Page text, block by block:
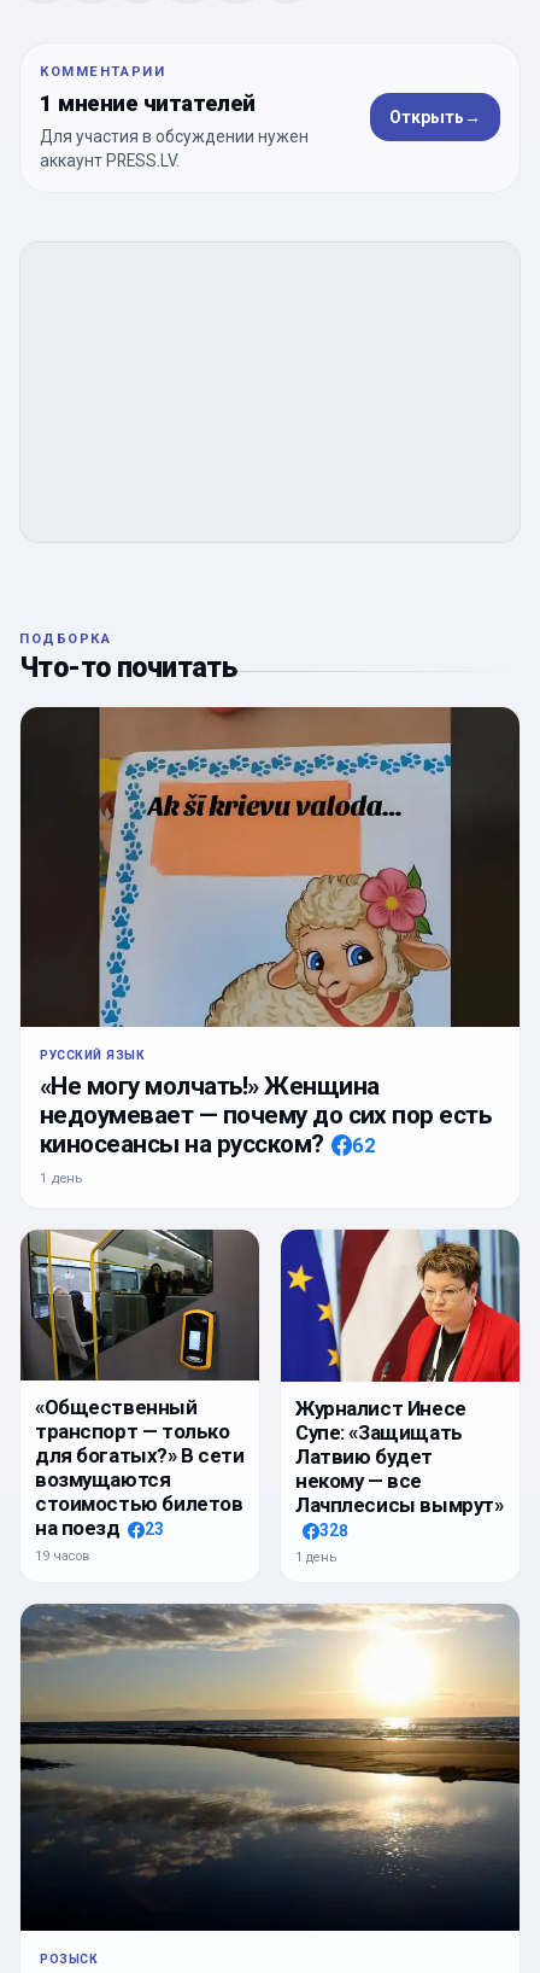
КОММЕНТАРИИ
1 мнение читателей
Для участия в обсуждении нужен
аккаунт PRESS.LV.
Открыть→
ПОДБОРКА
Что-то почитать
РУССКИЙ ЯЗЫК
«Не могу молчать!» Женщина
недоумевает — почему до сих пор есть
киносеансы на русском?
62
1 день
«Общественный
транспорт — только
для богатых?» В сети
возмущаются
стоимостью билетов
на поезд
23
19 часов
Журналист Инесе
Супе: «Защищать
Латвию будет
некому — все
Лачплесисы вымрут»
328
1 день
РОЗЫСК